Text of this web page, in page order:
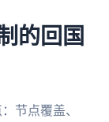
的回国
节点覆盖、